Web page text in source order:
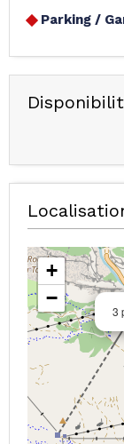
Parking /
3
+
−